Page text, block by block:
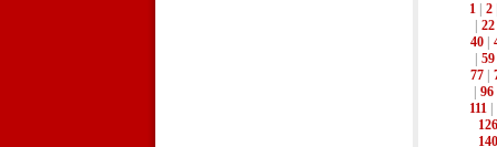
1 2
22
40|
59
77|
96
111|
126
140